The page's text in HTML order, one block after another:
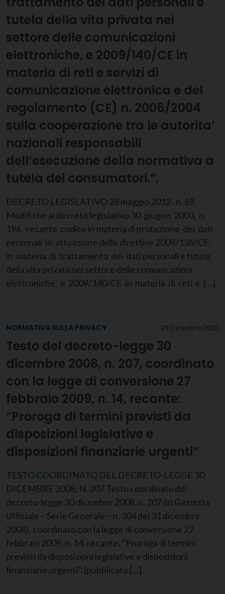
tutela della vita privata nel
settore delle comunicazioni
elettroniche, e 2009/140/CE in
materia di reti e servizi di
comunicazione elettronica e del
regolamento (CE) n. 2006/2004
sulla cooperazione tra le autorita’
nazionali responsabili
dell’esecuzione della normativa a
tutela dei consumatori.”.
DECRETO LEGISLATIVO 28 maggio 2012 , n. 69
Modifiche al decreto legislativo 30 giugno 2003, n.
196, recante codice in materia di protezione dei dati
personali in attuazione delle direttive 2009/136/CE,
in materia di trattamento dei dati personali e tutela
della vita privata nel settore delle comunicazioni
elettroniche, e 2009/140/CE in materia di reti e […]
29 Dicembre 2008
NORMATIVA SULLA PRIVACY
Testo del decreto-legge 30
dicembre 2008, n. 207, coordinato
con la legge di conversione 27
febbraio 2009, n. 14, recante:
“Proroga di termini previsti da
disposizioni legislative e
disposizioni finanziarie urgenti”
TESTO COORDINATO DEL DECRETO-LEGGE 30
DICEMBRE 2008, N. 207 Testo coordinato del
decreto-legge 30 dicembre 2008, n. 207 (in Gazzetta
Ufficiale – Serie Generale – n. 304 del 31 dicembre
2008), coordinato con la legge di conversione 27
febbraio 2009, n. 14, recante: “Proroga di termini
previsti da disposizioni legislative e disposizioni
finanziarie urgenti”. (pubblicato […]